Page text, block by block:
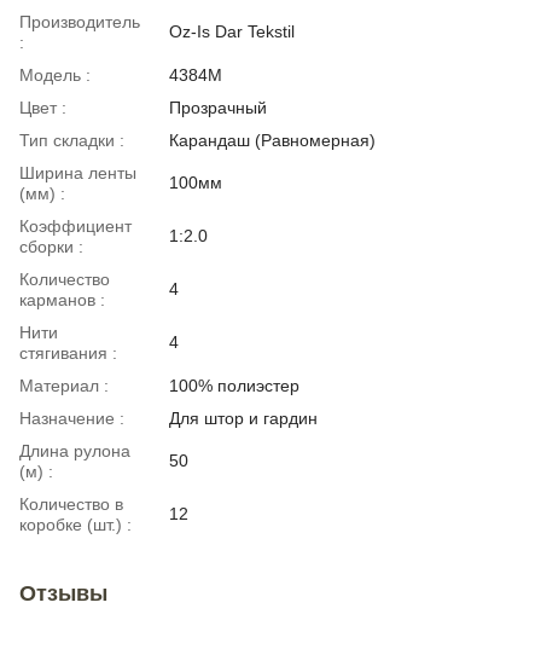
Производитель
:
Oz-Is Dar Tekstil
Модель :
4384M
Цвет :
Прозрачный
Тип складки :
Карандаш (Равномерная)
Ширина ленты
(мм) :
100мм
Коэффициент
сборки :
1:2.0
Количество
карманов :
4
Нити
стягивания :
4
Материал :
100% полиэстер
Назначение :
Для штор и гардин
Длина рулона
(м) :
50
Количество в
коробке (шт.) :
12
Отзывы